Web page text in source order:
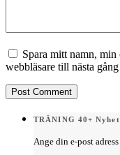
Spara mitt namn, min
webbläsare till nästa
TRÄNING 40+
Ange din e-post